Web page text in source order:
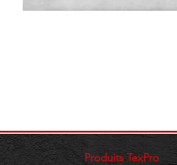
​Produits TexPro